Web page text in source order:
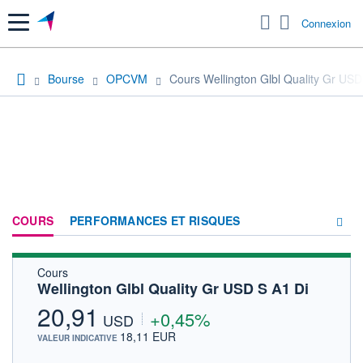
Menu Connexion
Bourse OPCVM Cours Wellington Glbl Quality Gr
COURS PERFORMANCES ET RISQUES
Cours
Wellington Glbl Quality Gr USD S A1 Di
20,91 USD +0,45%
VALEUR INDICATIVE 18,11 EUR